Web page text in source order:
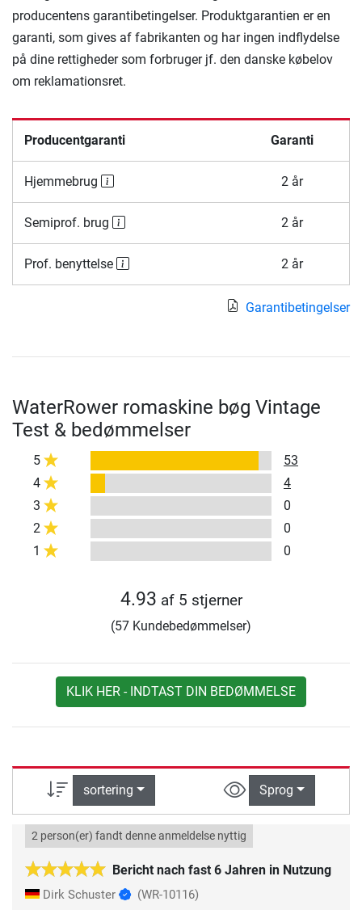
producentens garantibetingelser. Produktgarantien er en
garanti, som gives af fabrikanten og har ingen indflydelse
på dine rettigheder som forbruger jf. den danske købelov
om reklamationsret.
Producentgaranti Garanti
Hjemmebrug 2 år
Semiprof. brug 2 år
Prof. benyttelse 2 år
Garantibetingelser
WaterRower romaskine bøg Vintage
Test & bedømmelser
5
53
4
4
3
0
2
0
1
0
4.93 af 5 stjerner
(57 Kundebedømmelser)
KLIK HER - INDTAST DIN BEDØMMELSE
sortering Sprog
Bericht nach fast 6 Jahren in Nutzung
2 person(er) fandt denne anmeldelse nyttig
Dirk Schuster (WR-10116)